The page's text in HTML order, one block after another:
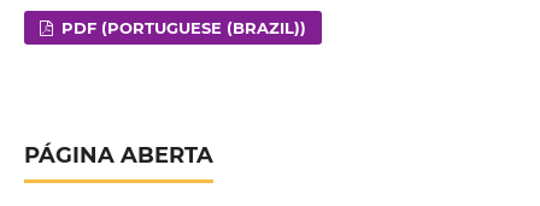
PDF (PORTUGUESE (BRAZIL))
PÁGINA ABERTA